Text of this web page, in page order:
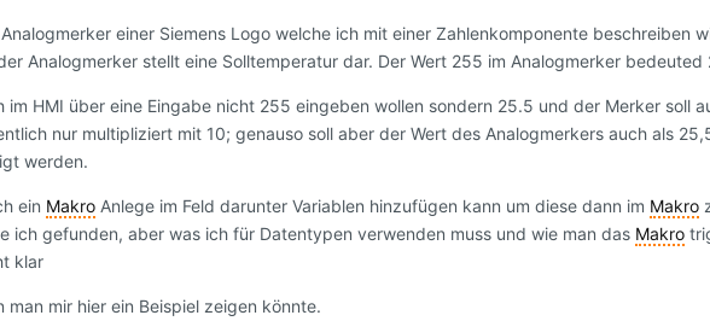
einer Siemens Logo welche ich mit einer Zahlenkomponente beschreiben
Analogmerker stellt eine Solltemperatur dar. Der Wert 255 im Analogmerker bedeuted
im HMI über eine Eingabe nicht 255 eingeben wollen sondern 25.5 und der Merker soll
nur multipliziert mit 10; genauso soll aber der Wert des Analogmerkers auch als
werden.
ein Makro Anlege im Feld darunter Variablen hinzufügen kann um diese dann im Makro
ich gefunden, aber was ich für Datentypen verwenden muss und wie man das Makro
klar
man mir hier ein Beispiel zeigen könnte.